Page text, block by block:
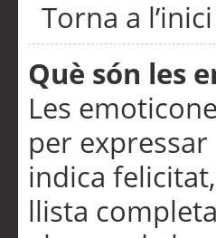
Torna a l’inici
Què són les
Les
per
indica
llista